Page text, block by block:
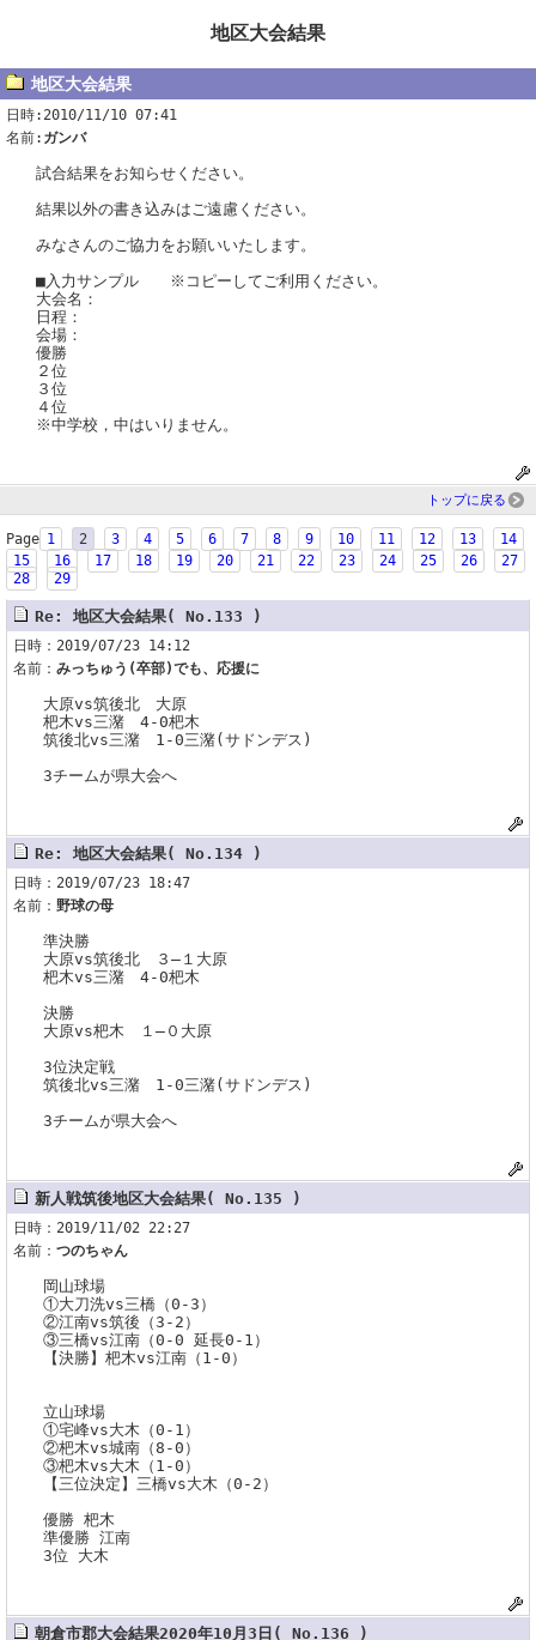
地区大会結果
地区大会結果
日時:2010/11/10 07:41
名前: ガンバ
試合結果をお知らせください。
結果以外の書き込みはご遠慮ください。
みなさんのご協力をお願いいたします。
■入力サンプル ※コピーしてご利用ください。
大会名：
日程：
会場：
優勝
２位
３位
４位
※中学校，中はいりません。
トップに戻る
Page 1 2 3 4 5 6 7 8 9 10 11 12 13
14
15
16 17 18 19 20 21 22 23 24 25 26
27
28
29
Re: 地区大会結果( No.133 )
日時：2019/07/23 14:12
名前： みっちゅう(卒部)でも、応援に
大原vs筑後北 大原
杷木vs三潴 4-0杷木
筑後北vs三潴 1-0三潴(サドンデス)
3チームが県大会へ
Re: 地区大会結果( No.134 )
日時：2019/07/23 18:47
名前： 野球の母
準決勝
大原vs筑後北 ３―１大原
杷木vs三潴 4-0杷木
決勝
大原vs杷木 １―０大原
3位決定戦
筑後北vs三潴 1-0三潴(サドンデス)
3チームが県大会へ
新人戦筑後地区大会結果( No.135 )
日時：2019/11/02 22:27
名前： つのちゃん
岡山球場
①大刀洗vs三橋（0-3）
②江南vs筑後（3-2）
③三橋vs江南（0-0 延長0-1）
【決勝】杷木vs江南（1-0）
立山球場
①宅峰vs大木（0-1）
②杷木vs城南（8-0）
③杷木vs大木（1-0）
【三位決定】三橋vs大木（0-2）
優勝 杷木
準優勝 江南
3位 大木
朝倉市郡大会結果2020年10月3日( No.136 )